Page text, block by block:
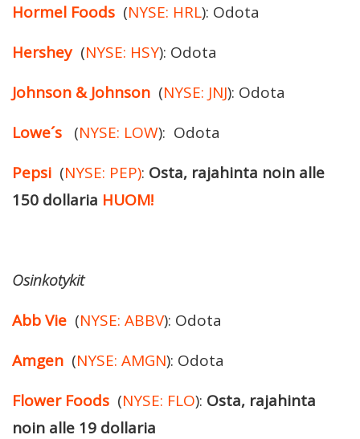
Hormel Foods (NYSE: HRL): Odota
Hershey(NYSE: HSY): Odota
Johnson & Johnson (NYSE: JNJ): Odota
Lowe´s
(NYSE: LOW): Odota
Pepsi (NYSE: PEP): Osta, rajahinta noin alle
150 dollaria HUOM!
Osinkotykit
Abb Vie (NYSE: ABBV): Odota
Amgen (NYSE: AMGN): Odota
Flower Foods (NYSE: FLO): Osta, rajahinta
noin alle 19 dollaria